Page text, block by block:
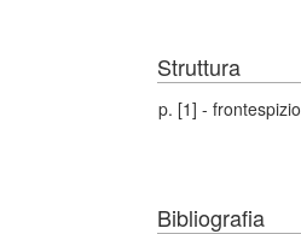
Struttura
p. [1] - frontespizio
Bibliografia